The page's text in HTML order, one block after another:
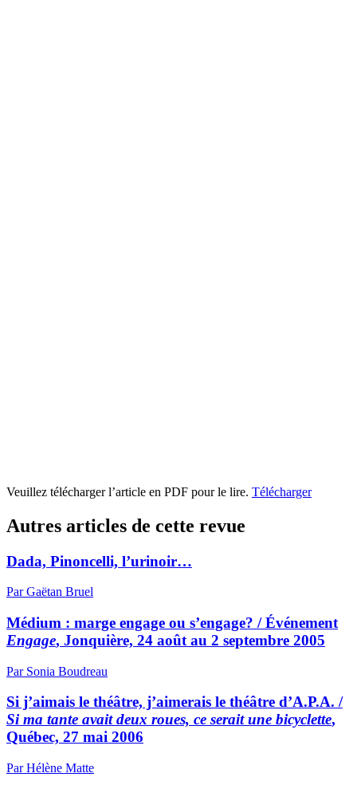
Veuillez télécharger l’article en PDF pour le lire. Télécharger
Autres articles de cette revue
Dada, Pinoncelli, l’urinoir…
Par Gaëtan Bruel
Médium : marge engage ou s’engage? / Événement
Engage, Jonquière, 24 août au 2 septembre 2005
Par Sonia Boudreau
Si j’aimais le théâtre, j’aimerais le théâtre d’A.P.A. /
Si ma tante avait deux roues, ce serait une bicyclette,
Québec, 27 mai 2006
Par Hélène Matte